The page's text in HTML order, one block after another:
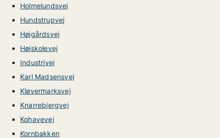
Holmelundsvej
Hundstrupvej
Højgårdsvej
Højskolevej
Industrivej
Karl Madsensvej
Kløvermarksvej
Knarrebjergvej
Kohavevej
Kornbakken